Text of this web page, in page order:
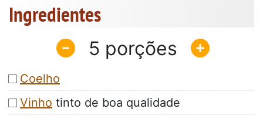
Ingredientes
5
Coelho
Vinho tinto de boa qualidade